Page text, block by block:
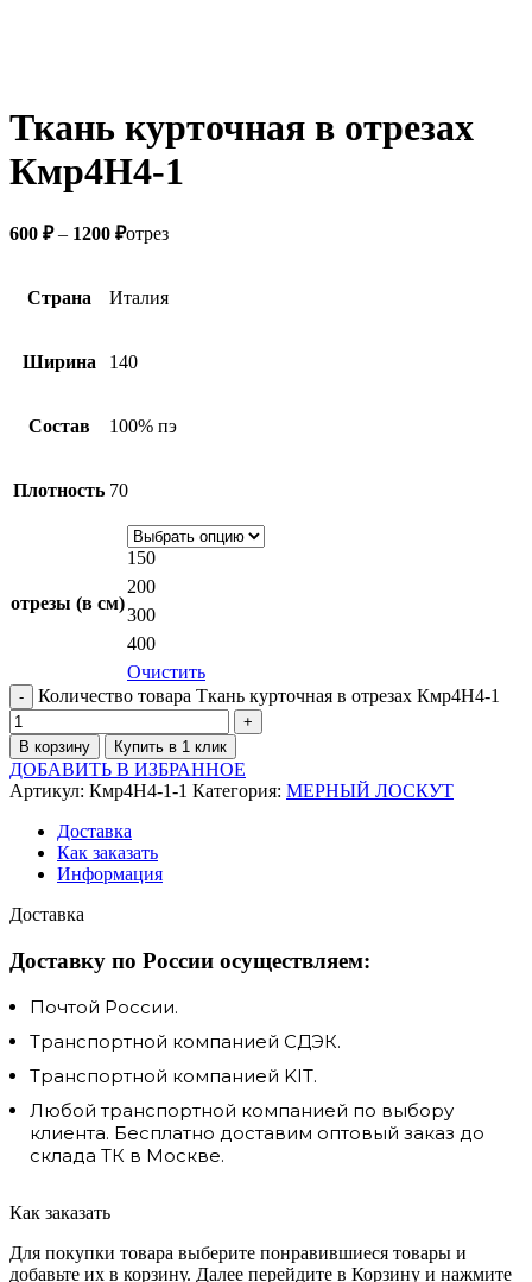
Ткань курточная в отрезах
Кмр4Н4-1
600 ₽– 1200 ₽отрез
Страна Италия
Ширина 140
Состав 100% пэ
Плотность 70
отрезы (в см)
150
200
300
400
Очистить
Количество товара Ткань курточная в отрезах Кмр4Н4-1
В корзину Купить в 1 клик
ДОБАВИТЬ В ИЗБРАННОЕ
Артикул: Кмр4Н4-1-1 Категория: МЕРНЫЙ ЛОСКУТ
Доставка
Как заказать
Информация
Доставка
Доставку по России осуществляем:
Почтой России.
Транспортной компанией СДЭК.
Транспортной компанией KIT.
Любой транспортной компанией по выбору
клиента. Бесплатно доставим оптовый заказ до
склада ТК в Москве.
Как заказать
Для покупки товара выберите понравившиеся товары и
добавьте их в корзину. Далее перейдите в Корзину и нажмите